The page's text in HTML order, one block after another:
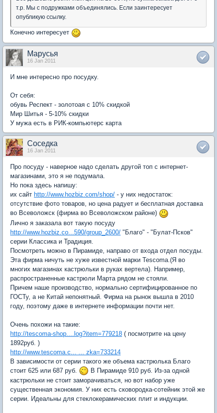
т.р. Мы с подружками объединялись. Если заинтересует
опубликую ссылку.
Конечно интересует
Марусья
16 Jan 2011
И мне интересно про посудку.
От себя:
обувь Респект - золотоая с 10% скидкой
Мир Шитья - 5-10% скидки
У мужа есть в РИК-компьютерс карта
Соседка
16 Jan 2011
Про посуду - наверное надо сделать другой топ с интернет-
магазинами, это я не подумала.
Но пока здесь напишу:
их сайт http://www.hozbiz.com/shop/ - у них недостаток:
отсутствие фото товаров, но цена радует и бесплатная доставка
во Всеволожск (фирма во Всеволожском районе)
Лично я заказала вот такую посуду
http://www.hozbiz.co...590/group_2600/ "Благо" - "Булат-Псков"
серии Классика и Традиция.
Посмотреть можно в Пирамиде, направо от входа отдел посуды.
Эта фирма ничуть не хуже известной марки Tescoma.(Я во
многих магазинах кастрюльки в руках вертела). Например,
распространенные кастрюли Марта рядом не стояли.
Причем наше производство, нормально сертифицированное по
ГОСТу, а не Китай непонятный. Фирма на рынок вышла в 2010
году, поэтому даже в интернете информации почти нет.
Очень похожи на такие:
http://tescoma-shop....log?item=779218 ( посмотрите на цену
1892руб. )
http://www.tescoma.c... ... zka=733214
В зависимости от серии такого же объема кастрюлька Благо
стоит 625 или 687 руб.
В Пирамиде 910 руб. Из-за одной
кастрюльки не стоит заморачиваться, но вот набор уже
существенная экономия. У них есть сковородка-сотейник этой же
серии. Идеальны для стеклокерамических плит и индукции.